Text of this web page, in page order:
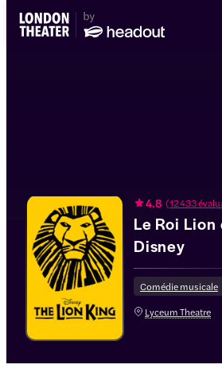
4.8 (12 433
Le Roi Lion
Disney
Comédie musicale
Lyceum Theatre